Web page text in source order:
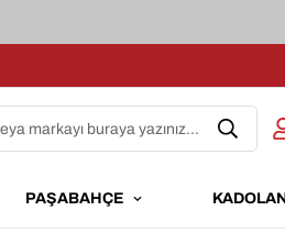
markayı buraya yazınız...
PAŞABAHÇE